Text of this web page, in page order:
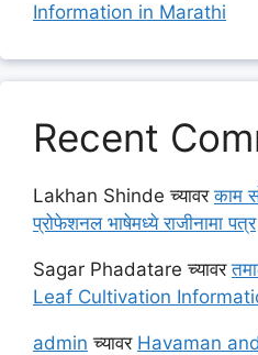
Information in Marathi
Recent
Lakhan Shinde च्यावरकाम
प्रोफेशनल भाषेमध्ये राजीनामा पत्र
Sagar Phadatare च्यावर
Leaf Cultivation
admin च्यावर Havaman